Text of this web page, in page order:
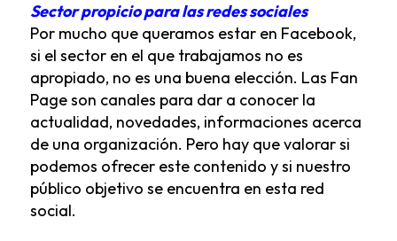
Sector propicio para las redes sociales
Por mucho que queramos estar en Facebook,
si el sector en el que trabajamos no es
apropiado, no es una buena elección. Las Fan
Page son canales para dar a conocer la
actualidad, novedades, informaciones acerca
de una organización. Pero hay que valorar si
podemos ofrecer este contenido y si nuestro
público objetivo se encuentra en esta red
social.